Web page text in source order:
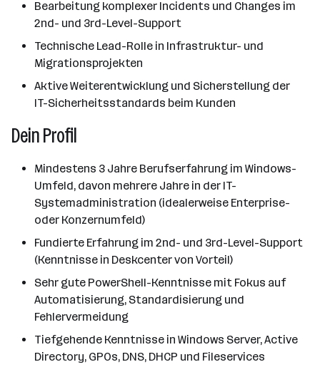
Bearbeitung komplexer Incidents und Changes im
2nd- und 3rd-Level-Support
Technische Lead-Rolle in Infrastruktur- und
Migrationsprojekten
Aktive Weiterentwicklung und Sicherstellung der
IT-Sicherheitsstandards beim Kunden
Dein Profil
Mindestens 3 Jahre Berufserfahrung im Windows-
Umfeld, davon mehrere Jahre in der IT-
Systemadministration (idealerweise Enterprise-
oder Konzernumfeld)
Fundierte Erfahrung im 2nd- und 3rd-Level-Support
(Kenntnisse in Deskcenter von Vorteil)
Sehr gute PowerShell-Kenntnisse mit Fokus auf
Automatisierung, Standardisierung und
Fehlervermeidung
Tiefgehende Kenntnisse in Windows Server, Active
Directory, GPOs, DNS, DHCP und Fileservices